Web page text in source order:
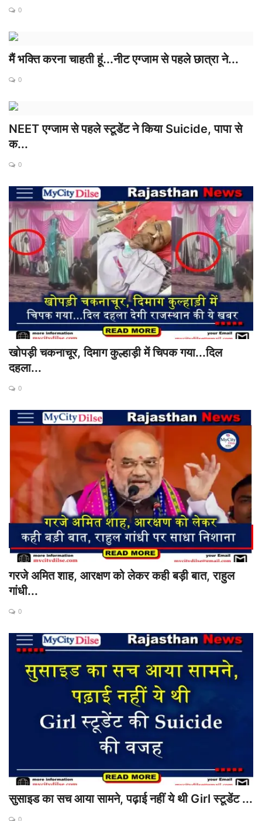
0
मैं भक्ति करना चाहती हूं...नीट एग्जाम से पहले छात्रा ने...
0
NEET एग्जाम से पहले स्टूडेंट ने किया Suicide, पापा से
क...
0
खोपड़ी चकनाचूर, दिमाग कुल्हाड़ी में चिपक गया...दिल
दहला...
0
गरजे अमित शाह, आरक्षण को लेकर कही बड़ी बात, राहुल
गांधी...
0
सुसाइड का सच आया सामने, पढ़ाई नहीं ये थी Girl स्टूडेंट ...
0